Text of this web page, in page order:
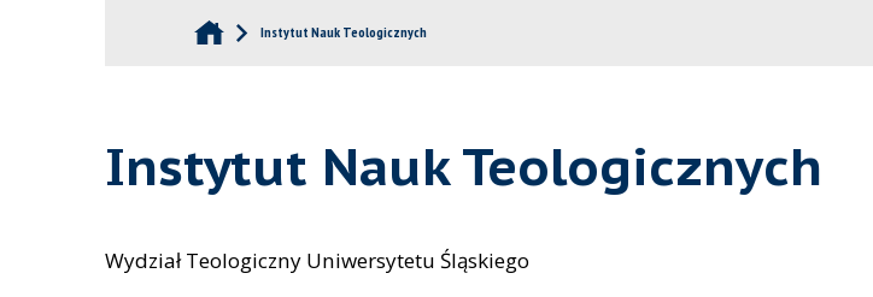
Instytut Nauk Teologicznych
Instytut Nauk Teologicznych
Wydział Teologiczny Uniwersytetu Śląskiego